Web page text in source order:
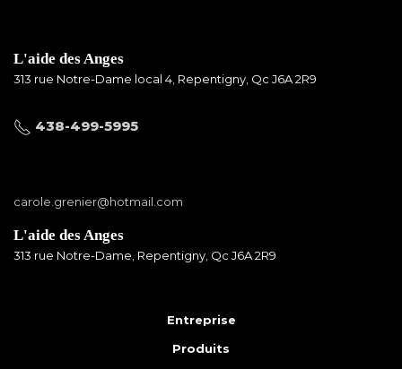
L'aide des Anges
313 rue Notre-Dame local 4, Repentigny, Qc J6A 2R9
438-499-5995
carole.grenier@hotmail.com
L'aide des Anges
313 rue Notre-Dame, Repentigny, Qc J6A 2R9
Entreprise
Produits